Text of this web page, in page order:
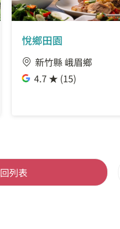
悅鄉田園
新竹縣 峨眉鄉
4.7 ★ (15)
回列表